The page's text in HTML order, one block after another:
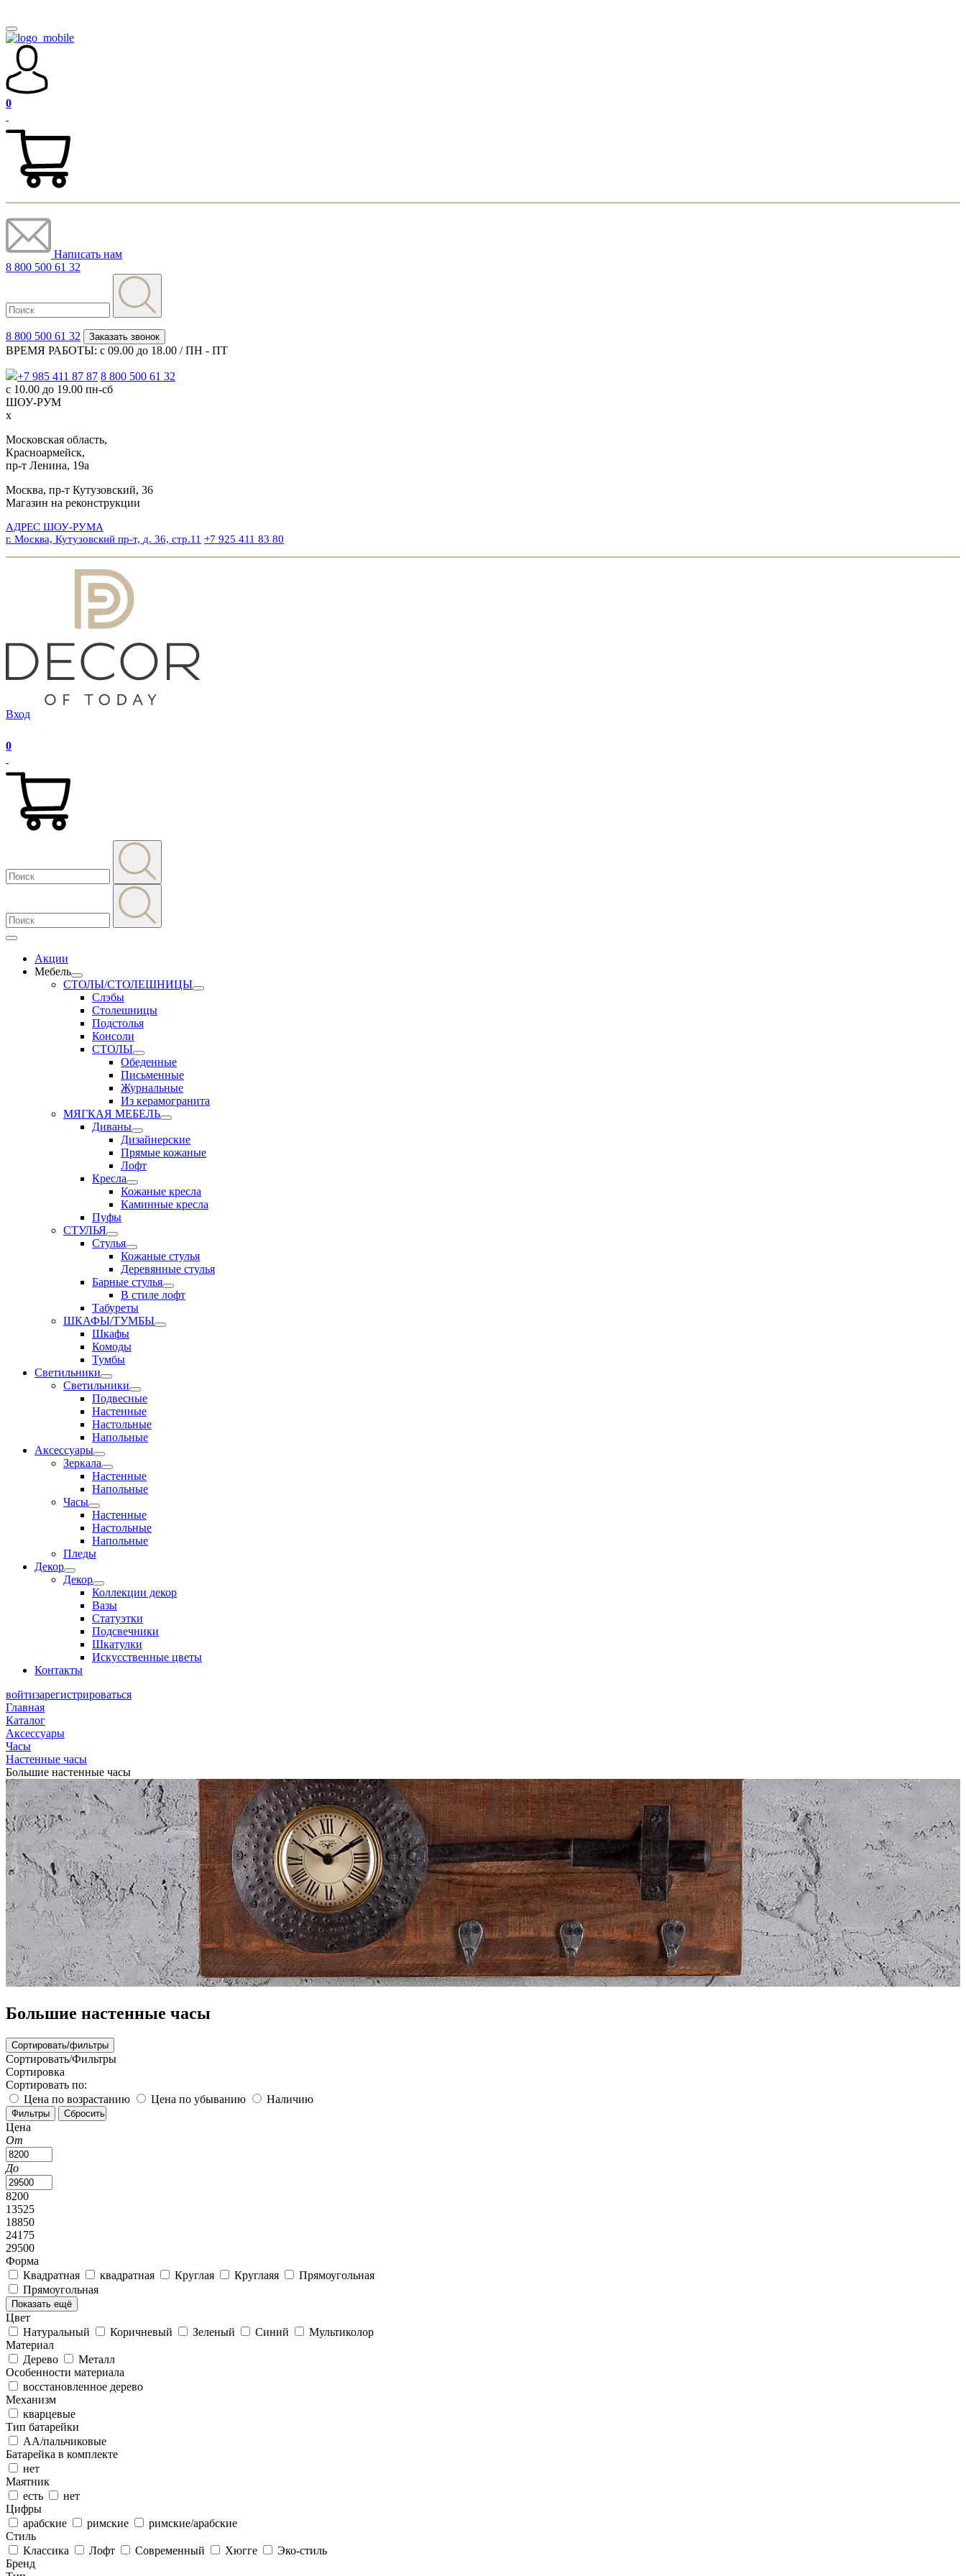
0
Написать нам
8 800 500 61 32
8 800 500 61 32 Заказать звонок
ВРЕМЯ РАБОТЫ: с 09.00 до 18.00 / ПН - ПТ
+7 985 411 87 87 8 800 500 61 32
с 10.00 до 19.00 пн-сб
ШОУ-РУМ
x
Московская область,
Красноармейск,
пр-т Ленина, 19а
Москва, пр-т Кутузовский, 36
Магазин на реконструкции
АДРЕС ШОУ-РУМА
г. Москва, Кутузовский пр-т, д. 36, стр.11 +7 925 411 83 80
Вход
0
Акции
Мебель
СТОЛЫ/СТОЛЕШНИЦЫ
Слэбы
Столешницы
Подстолья
Консоли
СТОЛЫ
Обеденные
Письменные
Журнальные
Из керамогранита
МЯГКАЯ МЕБЕЛЬ
Диваны
Дизайнерские
Прямые кожаные
Лофт
Кресла
Кожаные кресла
Каминные кресла
Пуфы
СТУЛЬЯ
Стулья
Кожаные стулья
Деревянные стулья
Барные стулья
В стиле лофт
Табуреты
ШКАФЫ/ТУМБЫ
Шкафы
Комоды
Тумбы
Светильники
Светильники
Подвесные
Настенные
Настольные
Напольные
Аксессуары
Зеркала
Настенные
Напольные
Часы
Настенные
Настольные
Напольные
Пледы
Декор
Декор
Коллекции декор
Вазы
Статуэтки
Подсвечники
Шкатулки
Искусственные цветы
Контакты
войтизарегистрироваться
Главная
Каталог
Аксессуары
Часы
Настенные часы
Большие настенные часы
Большие настенные часы
Сортировать/фильтры
Сортировать/Фильтры
Сортировка
Сортировать по:
Цена по возрастанию
Цена по убыванию Наличию
Цена
От
До
8200
13525
18850
24175
29500
Форма
Квадратная
квадратная Круглая Круглаяя
Прямоугольная
Прямоугольная
Показать ещё
Цвет
Натуральный
Коричневый Зеленый Синий
Мультиколор
Материал
Дерево
Металл
Особенности материала
восстановленное дерево
Механизм
кварцевые
Тип батарейки
АА/пальчиковые
Батарейка в комплекте
нет
Маятник
есть
нет
Цифры
арабские
римские
римские/арабские
Стиль
Классика
Лофт Современный Хюгге
Эко-стиль
Бренд